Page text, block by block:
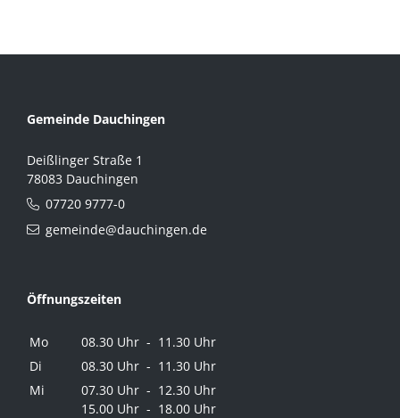
Gemeinde Dauchingen
Deißlinger Straße 1
78083 Dauchingen
07720 9777-0
gemeinde@dauchingen.de
Öffnungszeiten
Mo
08.30 Uhr - 11.30 Uhr
Di
08.30 Uhr - 11.30 Uhr
Mi
07.30 Uhr - 12.30 Uhr
15.00 Uhr - 18.00 Uhr